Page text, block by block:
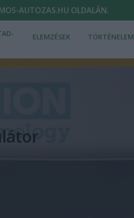
AUTOZAS.HU OLDALÁN.
ELEMZÉSEK TÖRTÉNELEM